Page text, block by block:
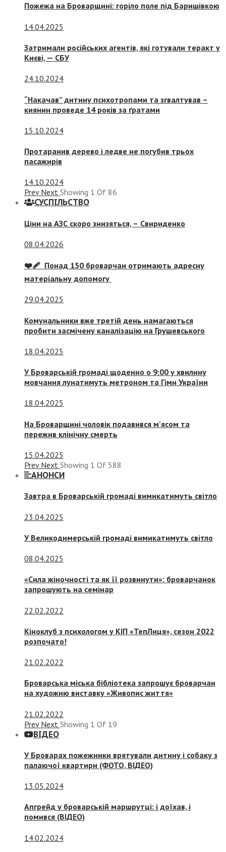
Пожежа на Броварщині: горіло поле під Баришівкою
14.04.2025
Затримали російських агентів, які готували теракт у
Києві, — СБУ
24.10.2024
“Накачав” дитину психотропами та згвалтував –
киянин проведе 14 років за ґратами
15.10.2024
Протаранив дерево і ледве не погубив трьох
пасажирів
14.10.2024
Prev Next Showing 1 Of 86
СУСПIЛЬСТВО
Ціни на АЗС скоро знизяться, – Свириденко
08.04.2026
❤️‍🩹 Понад 150 броварчан отримають адресну
матеріальну допомогу
29.04.2025
Комунальники вже третій день намагаються
пробити засмічену каналізацію на Грушевського
18.04.2025
У Броварській громаді щоденно о 9:00 у хвилину
мовчання лунатимуть метроном та Гімн України
18.04.2025
На Броварщині чоловік подавився м’ясом та
пережив клінічну смерть
15.04.2025
Prev Next Showing 1 Of 588
АНОНСИ
Завтра в Броварській громаді вимикатимуть світло
23.04.2025
У Великодимерській громаді вимикатимуть світло
08.04.2025
«Сила жіночності та як її розвинути»: броварчанок
запрошують на семінар
22.02.2022
Кіноклуб з психологом у КІП «ТепЛиця», сезон 2022
розпочато!
21.02.2022
Броварська міська бібліотека запрошує броварчан
на художню виставку «Живопис життя»
21.02.2022
Prev Next Showing 1 Of 19
ВІДЕО
У Броварах пожежники врятували дитину і собаку з
палаючої квартири (ФОТО, ВІДЕО)
13.05.2024
Апгрейд у броварській маршрутці: і доїхав, і
помився (ВІДЕО)
14.02.2024